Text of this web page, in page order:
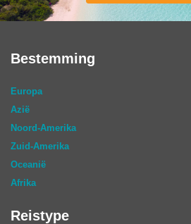
Bestemming
Europa
Azië
Noord-Amerika
Zuid-Amerika
Oceanië
Afrika
Reistype